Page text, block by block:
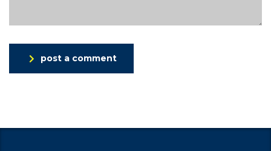
post a comment